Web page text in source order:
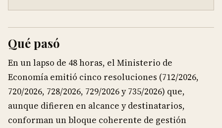
Qué pasó
En un lapso de 48 horas, el Ministerio de
Economía emitió cinco resoluciones (712/2026,
720/2026, 728/2026, 729/2026 y 735/2026) que,
aunque difieren en alcance y destinatarios,
conforman un bloque coherente de gestión